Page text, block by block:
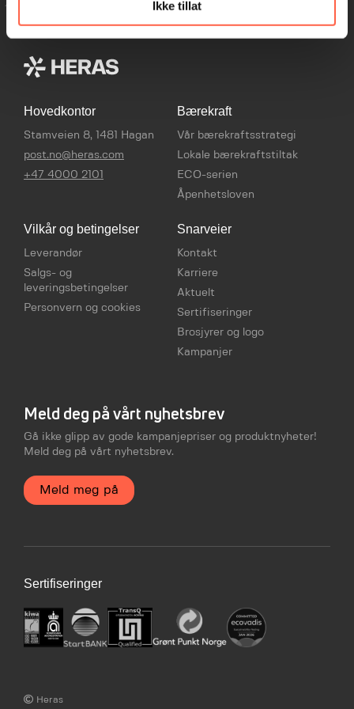
Ikke tillat
Hovedkontor
Stamveien 8, 1481 Hagan
post.no@heras.com
+47 4000 2101
Bærekraft
Vår bærekraftsstrategi
Lokale bærekraftstiltak
ECO-serien
Åpenhetsloven
Vilkår og betingelser
Leverandør
Salgs- og
leveringsbetingelser
Personvern og cookies
Snarveier
Kontakt
Karriere
Aktuelt
Sertifiseringer
Brosjyrer og logo
Kampanjer
Meld deg på vårt nyhetsbrev
Gå ikke glipp av gode kampanjepriser og produktnyheter!
Meld deg på vårt nyhetsbrev.
Meld meg på
Sertifiseringer
Heras